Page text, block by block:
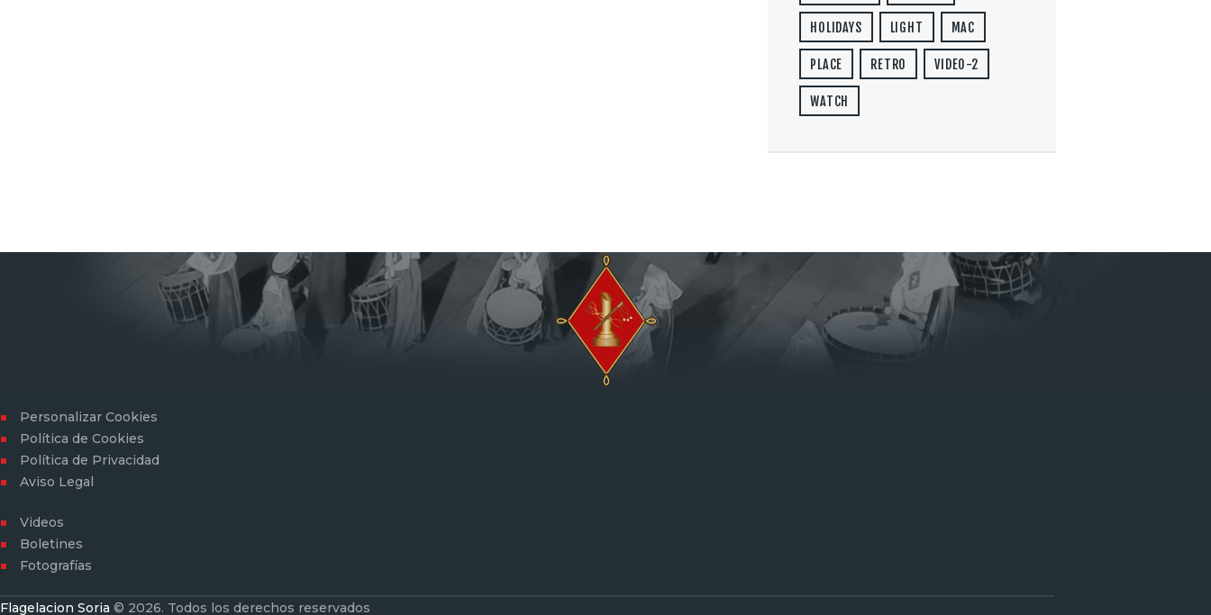
HOLIDAYS LIGHT MAC
PLACE RETRO VIDEO-2
WATCH
Personalizar Cookies
Política de Cookies
Política de Privacidad
Aviso Legal
Videos
Boletines
Fotografías
Flagelacion Soria © 2026. Todos los derechos reservados